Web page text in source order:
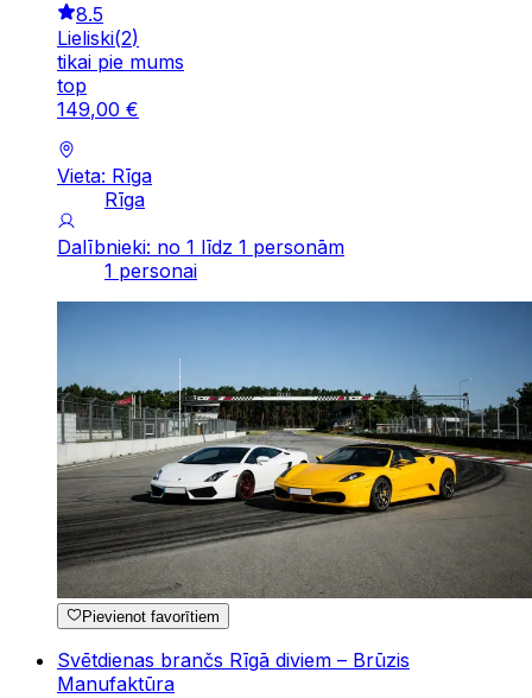
8.5
Lieliski(2)
tikai pie mums
top
149,00 €
Vieta: Rīga
Rīga
Dalībnieki: no 1 līdz 1 personām
1 personai
Pievienot favorītiem
Svētdienas brančs Rīgā diviem – Brūzis
Manufaktūra